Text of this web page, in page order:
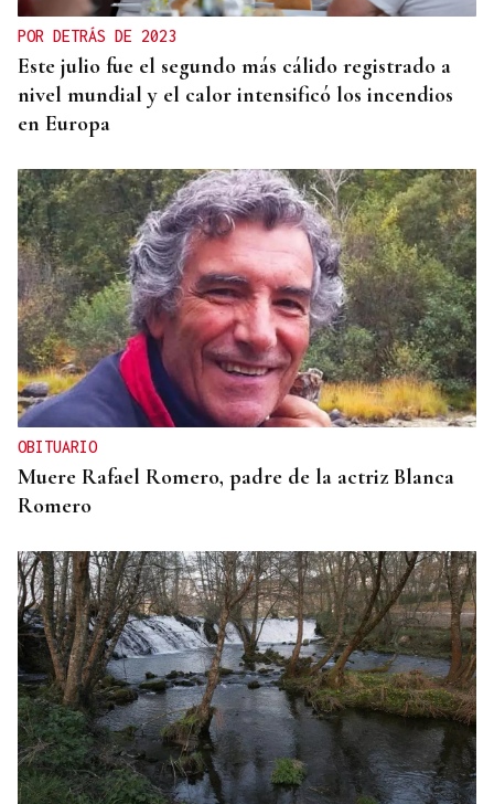
POR DETRÁS DE 2023
Este julio fue el segundo más cálido registrado a
nivel mundial y el calor intensificó los incendios
en Europa
OBITUARIO
Muere Rafael Romero, padre de la actriz Blanca
Romero